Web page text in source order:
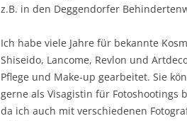
z.B. in den Deggendorfer
Ich habe viele Jahre für bekannte
Shiseido, Lancome, Revlon und
Pflege und Make-up gearbeitet. Sie
gerne als Visagistin für Fotoshootings
da ich auch mit verschiedenen